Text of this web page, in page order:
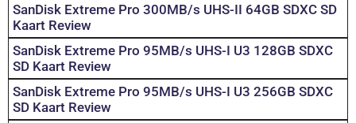
SanDisk Extreme Pro 300MB/s UHS-II 64GB SDXC SD
Kaart Review
SanDisk Extreme Pro 95MB/s UHS-I U3 128GB SDXC
SD Kaart Review
SanDisk Extreme Pro 95MB/s UHS-I U3 256GB SDXC
SD Kaart Review